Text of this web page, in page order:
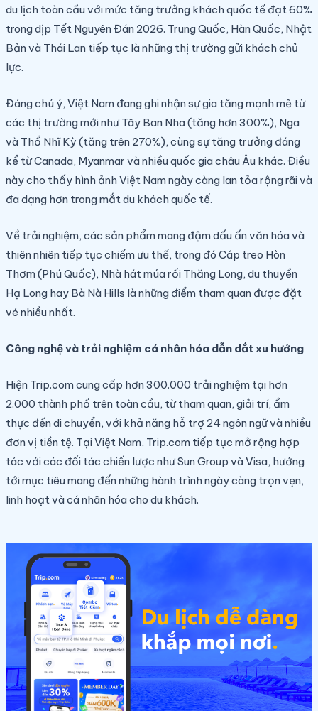
du lịch toàn cầu với mức tăng trưởng khách quốc tế đạt 60%
trong dịp Tết Nguyên Đán 2026. Trung Quốc, Hàn Quốc, Nhật
Bản và Thái Lan tiếp tục là những thị trường gửi khách chủ
lực.
Đáng chú ý, Việt Nam đang ghi nhận sự gia tăng mạnh mẽ từ
các thị trường mới như Tây Ban Nha (tăng hơn 300%), Nga
và Thổ Nhĩ Kỳ (tăng trên 270%), cùng sự tăng trưởng đáng
kể từ Canada, Myanmar và nhiều quốc gia châu Âu khác. Điều
này cho thấy hình ảnh Việt Nam ngày càng lan tỏa rộng rãi và
đa dạng hơn trong mắt du khách quốc tế.
Về trải nghiệm, các sản phẩm mang đậm dấu ấn văn hóa và
thiên nhiên tiếp tục chiếm ưu thế, trong đó Cáp treo Hòn
Thơm (Phú Quốc), Nhà hát múa rối Thăng Long, du thuyền
Hạ Long hay Bà Nà Hills là những điểm tham quan được đặt
vé nhiều nhất.
Công nghệ và trải nghiệm cá nhân hóa dẫn dắt xu hướng
Hiện Trip.com cung cấp hơn 300.000 trải nghiệm tại hơn
2.000 thành phố trên toàn cầu, từ tham quan, giải trí, ẩm
thực đến di chuyển, với khả năng hỗ trợ 24 ngôn ngữ và nhiều
đơn vị tiền tệ. Tại Việt Nam, Trip.com tiếp tục mở rộng hợp
tác với các đối tác chiến lược như Sun Group và Visa, hướng
tới mục tiêu mang đến những hành trình ngày càng trọn vẹn,
linh hoạt và cá nhân hóa cho du khách.